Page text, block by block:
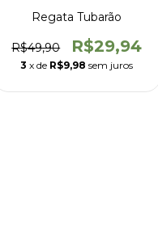
Regata Tubarão
R$49,90 R$29,94
3 x de R$9,98 sem juros